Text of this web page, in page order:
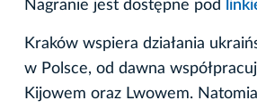
Nagranie jest dostępne pod
Kraków wspiera działania
w Polsce, od dawna
Kijowem oraz Lwowem.